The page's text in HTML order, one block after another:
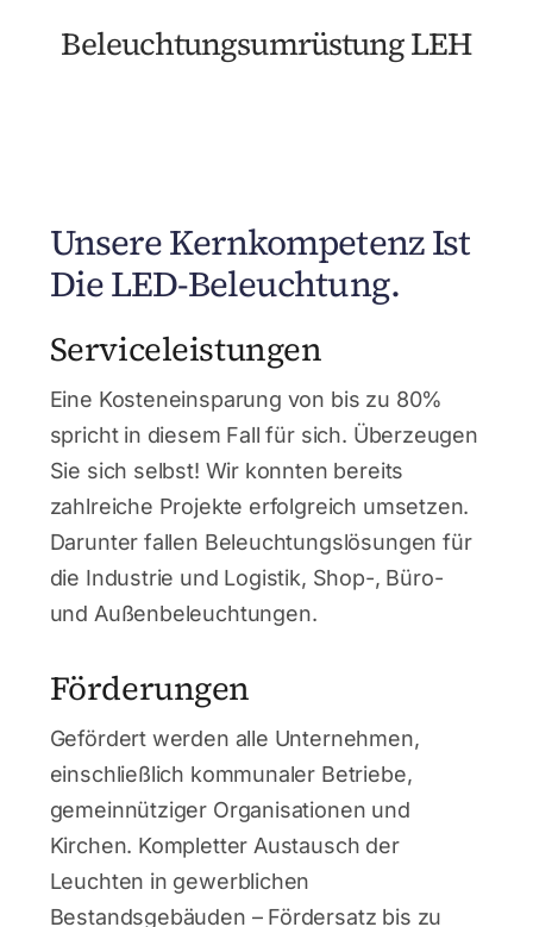
Beleuchtungsumrüstung LEH
Unsere Kernkompetenz Ist
Die LED-Beleuchtung.
Serviceleistungen
Eine Kosteneinsparung von bis zu 80%
spricht in diesem Fall für sich. Überzeugen
Sie sich selbst! Wir konnten bereits
zahlreiche Projekte erfolgreich umsetzen.
Darunter fallen Beleuchtungslösungen für
die Industrie und Logistik, Shop-, Büro-
und Außenbeleuchtungen.
Förderungen
Gefördert werden alle Unternehmen,
einschließlich kommunaler Betriebe,
gemeinnütziger Organisationen und
Kirchen. Kompletter Austausch der
Leuchten in gewerblichen
Bestandsgebäuden – Fördersatz bis zu